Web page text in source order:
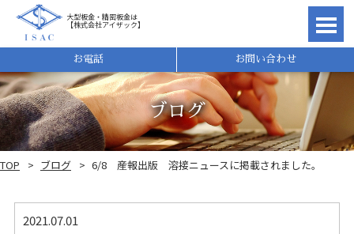
大型板金・精密板金は
【株式会社アイザック】
お電話 お問い合わせ
ブログ
TOP ブログ 6/8 産報出版 溶接ニュースに掲載されました。
2021.07.01